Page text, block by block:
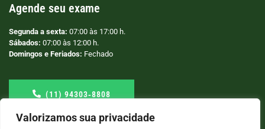
Valorizamos sua privacidade
Agende seu exame
Segunda a sexta: 07:00 às 17:00 h.
Sábados: 07:00 às 12:00 h.
Domingos e Feriados: Fechado
(11) 94303‑8808